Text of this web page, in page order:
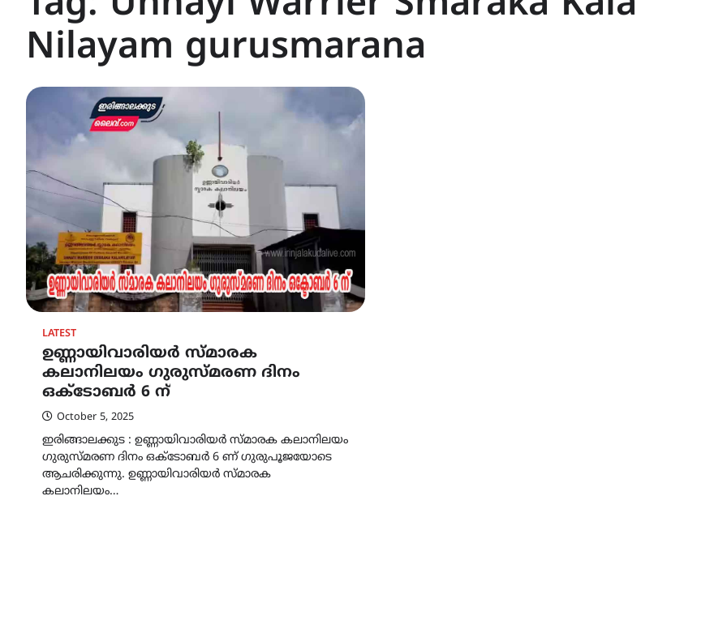
Nilayam gurusmarana
LATEST
ഉണ്ണായിവാരിയർ സ്മാരക
കലാനിലയം ഗുരുസ്‌മരണ ദിനം
ഒക്ടോബർ 6 ന്
October 5, 2025
ഇരിങ്ങാലക്കുട : ഉണ്ണായിവാരിയർ സ്മാരക കലാനിലയം
ഗുരുസ്‌മരണ ദിനം ഒക്ടോബർ 6 ണ് ഗുരുപൂജയോടെ
ആചരിക്കുന്നു. ഉണ്ണായിവാരിയർ സ്മാരക
കലാനിലയം…